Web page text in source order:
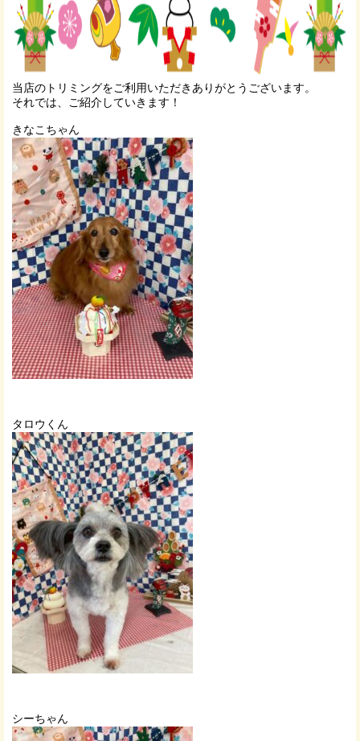
当店のトリミングをご利用いただきありがとうございます。
それでは、ご紹介していきます！
きなこちゃん
タロウくん
シーちゃん